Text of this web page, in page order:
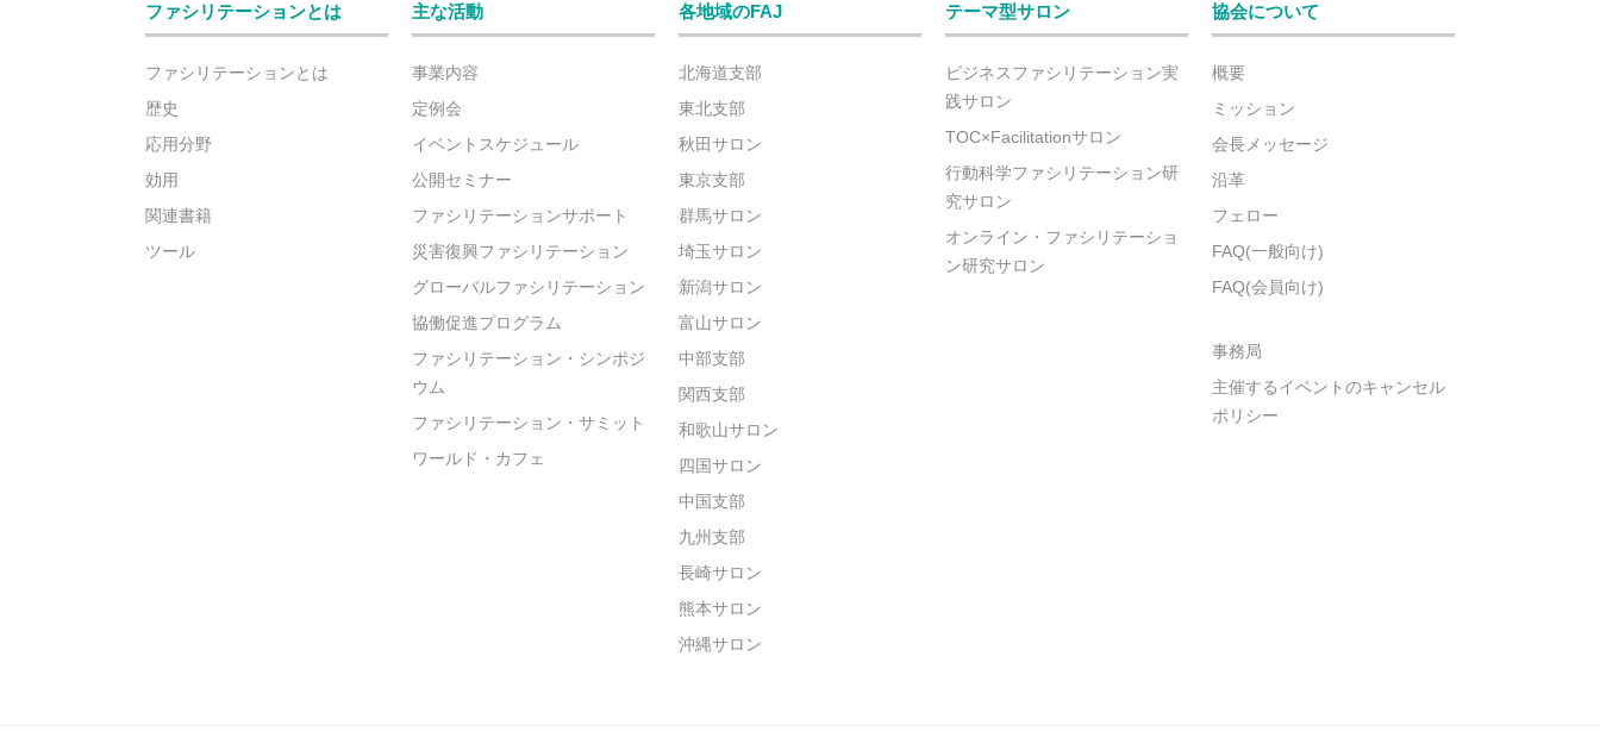
ファシリテーションとは
ファシリテーションとは
歴史
応用分野
効用
関連書籍
ツール
主な活動
事業内容
定例会
イベントスケジュール
公開セミナー
ファシリテーションサポート
災害復興ファシリテーション
グローバルファシリテーション
協働促進プログラム
ファシリテーション・シンポジ
ウム
ファシリテーション・サミット
ワールド・カフェ
各地域のFAJ
北海道支部
東北支部
秋田サロン
東京支部
群馬サロン
埼玉サロン
新潟サロン
富山サロン
中部支部
関西支部
和歌山サロン
四国サロン
中国支部
九州支部
長崎サロン
熊本サロン
沖縄サロン
テーマ型サロン
ビジネスファシリテーション実
践サロン
TOC×Facilitationサロン
行動科学ファシリテーション研
究サロン
オンライン・ファシリテーショ
ン研究サロン
協会について
概要
ミッション
会長メッセージ
沿革
フェロー
FAQ(一般向け)
FAQ(会員向け)
事務局
主催するイベントのキャンセル
ポリシー